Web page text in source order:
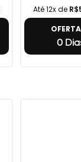
Até 12x de
0